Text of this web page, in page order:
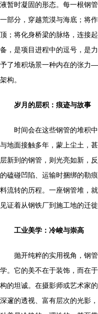
液暂时凝固的形态。每一根钢
一部分，穿越荒漠与海底；将
顶；将化身桥梁的脉络，连接
备，是项目进程中的逗号，是
予了堆积场景一种内在的张力
架构。
岁月的层积：痕迹与故事
时间会在这些钢管的堆积
与地面接触多年，蒙上尘土，
层新到的钢管，则光亮如新，
的磕碰凹陷、运输时捆绑的勒
料流转的历程。一座钢管堆，
见证着从钢铁厂到施工地的迁
工业美学：冷峻与崇高
抛开纯粹的实用视角，钢
学。它的美不在于装饰，而在
构的坦诚。在摄影师或艺术家
深邃的透视、富有层次的光影